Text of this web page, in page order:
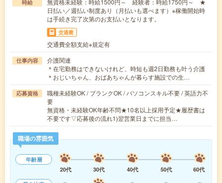
時給
日払い／週払い制度あり（月払いも選べます）※稼働開始時
は手続き完了次第のお支払いとなります。
交通費
交通費全額支給※規定有
仕事内容
介護関連
＊在宅勤務はできないけれど、時短も週2日勤務も叶う介護
＊おじいちゃん、おばあちゃんが暮らす施設での生…
応募資格
職種未経験OK / ブランクOK / パソコンスキル不要 / 英語力不
要
無資格・未経験OK年齢不問★10名以上採用予定★履歴書は
不要です▽応募後の流れ1)翌営業日までに担当…
職場の雰囲気
年齢層
20代
30代 40代 50代
60代